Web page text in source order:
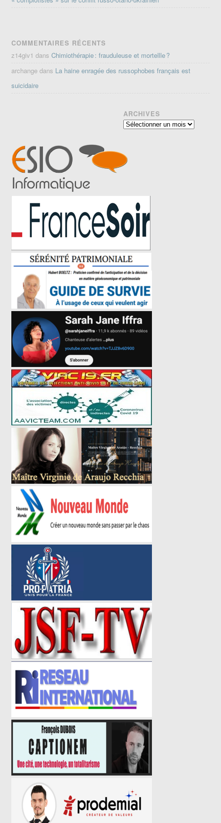
COMMENTAIRES RÉCENTS
z14giv1 dansChimiothérapie : frauduleuse et mortellle ?
archange dans La haine enragée des russophobes français est
suicidaire
ARCHIVES
Archives